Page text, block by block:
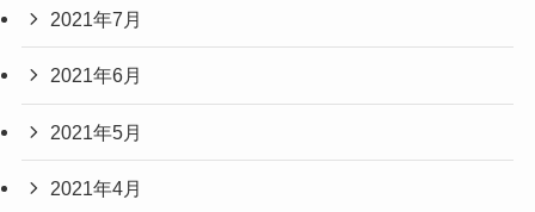
2021年7月
2021年6月
2021年5月
2021年4月